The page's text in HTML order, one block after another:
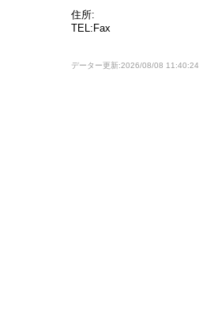
住所:
TEL:Fax
データー更新:2026/08/08 11:40:24